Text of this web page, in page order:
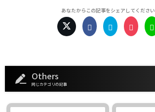
あなたからこの記事をシェアしてください
Others
同じカテゴリの記事